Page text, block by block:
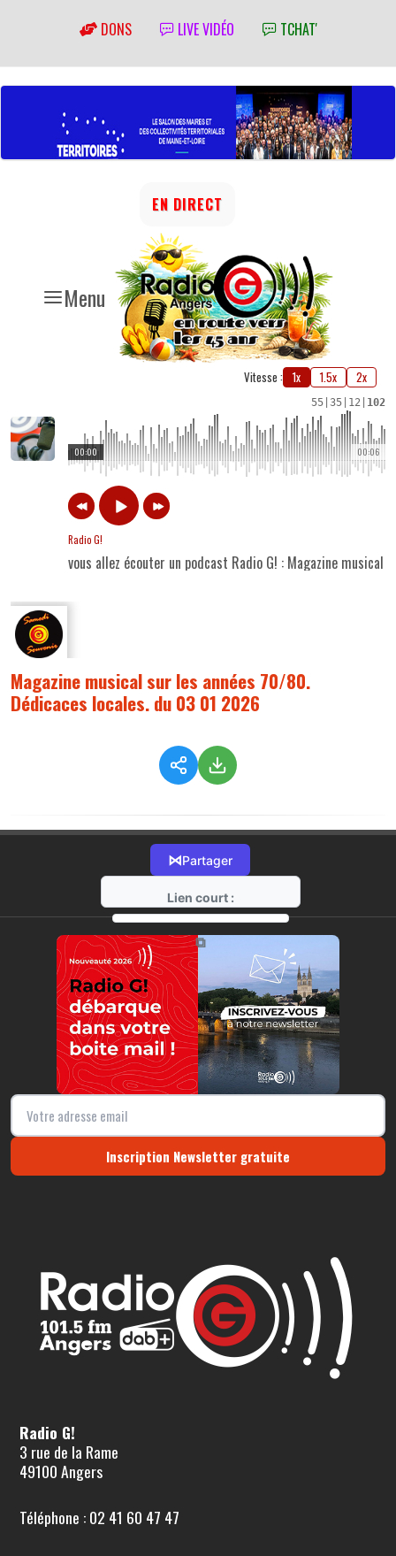
DONS LIVE VIDÉO TCHAT'
Menu
EN DIRECT
Vitesse : 1x 1.5x 2x
55 35 12 102
00:06
00:00
Radio G!
vous allez écouter un podcast Radio G! : Magazine
Magazine musical sur les années 70/80.
Dédicaces locales. du 03 01 2026
⋈Partager
Lien court :
https://radio-g.fr?20270
⧉
Inscription Newsletter gratuite
Radio G!
3 rue de la Rame
49100 Angers
Téléphone : 02 41 60 47 47